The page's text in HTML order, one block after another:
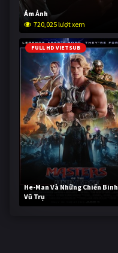
Ám Ảnh
720,025 lượt xem
FULL HD VIETSUB
He-Man Và Những Chiến Binh
Vũ Trụ
239,255 lượt xem